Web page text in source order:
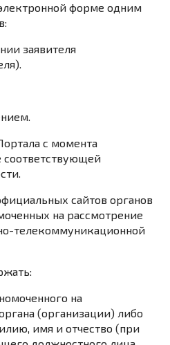
форме одним
заявителя
с момента
соответствующей
сайтов органов
на рассмотрение
телекоммуникационной
на
(организации) либо
имя и отчество (при